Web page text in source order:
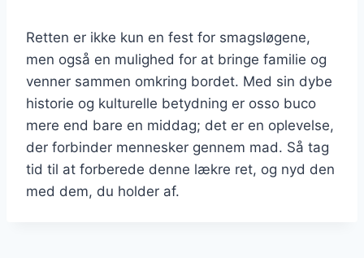
Retten er ikke kun en fest for smagsløgene,
men også en mulighed for at bringe familie og
venner sammen omkring bordet. Med sin dybe
historie og kulturelle betydning er osso buco
mere end bare en middag; det er en oplevelse,
der forbinder mennesker gennem mad. Så tag
tid til at forberede denne lækre ret, og nyd den
med dem, du holder af.